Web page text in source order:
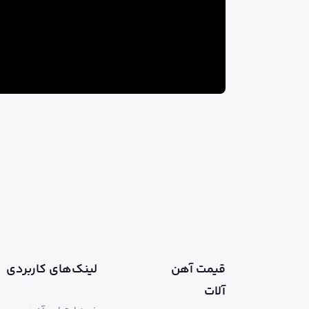
قیمت آهن
آلات
لینک‌های کاربردی